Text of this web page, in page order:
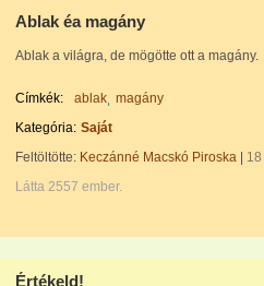
Ablak éa magány
Ablak a világra, de mögötte ott a magány.
Címkék: ablak magány
Kategória: Saját
Feltöltötte: Keczánné Macskó Piroska
Látta 2557 ember.
Értékeld!